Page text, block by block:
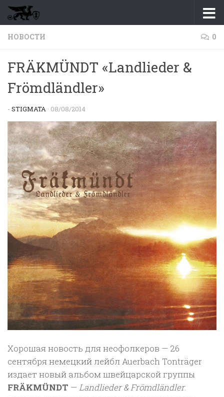
Перейти к содержимому
НОВОСТИ 0
FRÄKMÜNDT «Landlieder &
Frömdländler»
- STIGMATA · 08/08/2014
Хорошая новость для неофолкеров — 26
сентября немецкий лейбл Auerbach Tonträger
издает новый альбом швейцарской группы
FRÄKMÜNDT —Landlieder & Frömdländler.